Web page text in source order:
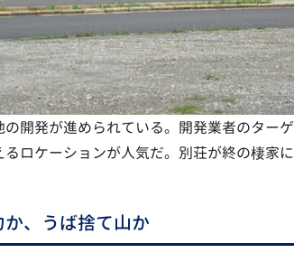
開発が進められている。開発業者のター
ロケーションが人気だ。別荘が終の棲家
、うば捨て山か